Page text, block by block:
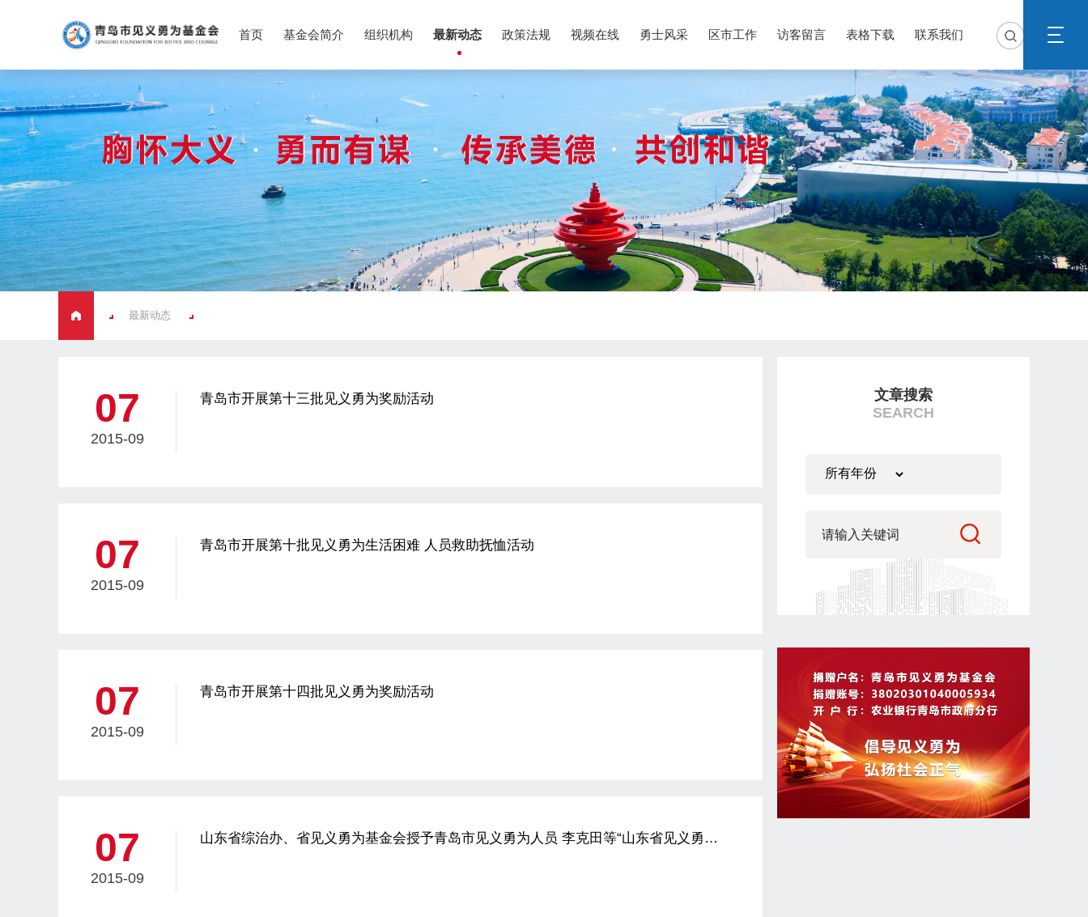
首页 基金会简介 组织机构 最新动态 政策法规 视频在线 勇士风采 区市工作 访客留言 表格下载 联系我们
最新动态
文章搜索
SEARCH
07
2015-09
青岛市开展第十三批见义勇为奖励活动
07
2015-09
青岛市开展第十批见义勇为生活困难 人员救助抚恤活动
07
2015-09
青岛市开展第十四批见义勇为奖励活动
07
2015-09
山东省综治办、省见义勇为基金会授予青岛市见义勇为人员 李克田等“山东省见义勇为